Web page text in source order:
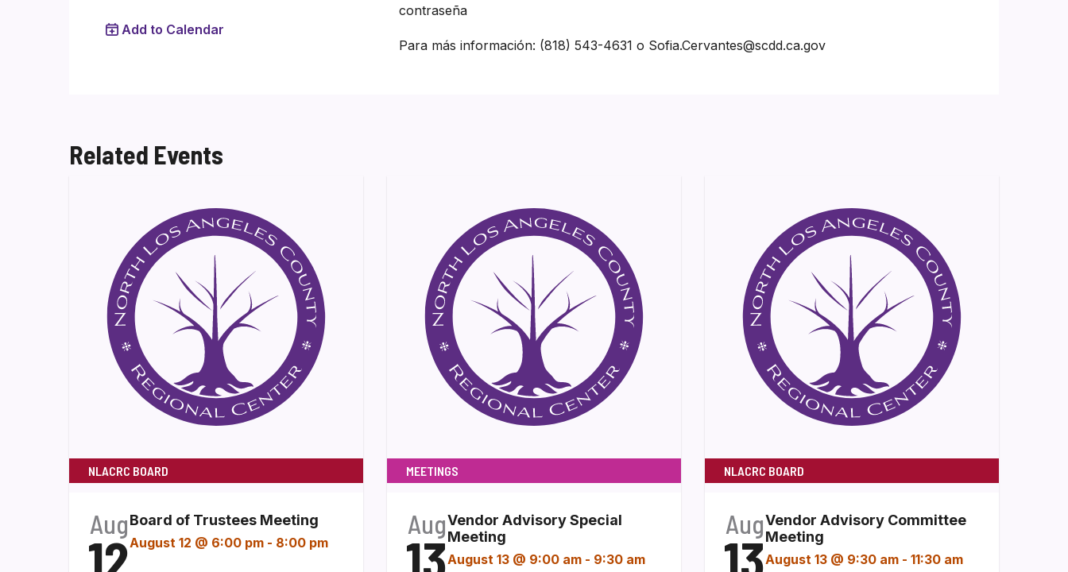
Add to Calendar
contraseña
Para más información: (818) 543-4631 o Sofia.Cervantes@scdd.ca.gov
Related Events
NLACRC BOARD
Aug
12
Board of Trustees Meeting
August 12 @ 6:00 pm - 8:00 pm
MEETINGS
Aug
13
Vendor Advisory Special
Meeting
August 13 @ 9:00 am - 9:30 am
NLACRC BOARD
Aug
13
Vendor Advisory Committee
Meeting
August 13 @ 9:30 am - 11:30 am